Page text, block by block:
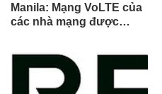
Manila: Mạng VoLTE của
các nhà mạng được
về chất lượng và độ tin
cậy của cuộc gọi thoại